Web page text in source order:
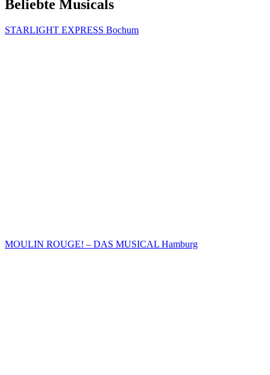
Beliebte Musicals
STARLIGHT EXPRESS Bochum
MOULIN ROUGE! – DAS MUSICAL Hamburg